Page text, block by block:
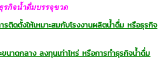
รกิจน้ำดื่มบรรจุขวด
ารติดตั้งให้เหมาะสมกับโรงงานผลิตน้ำดื่ม หรือธุรกิจ
ขนาดกลาง ลงทุนเท่าไหร่ หรือการทำธุรกิจน้ำดื่ม